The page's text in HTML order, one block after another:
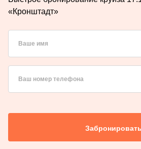
«Кронштадт»
Ваше имя
Ваш номер телефона
Забронировать